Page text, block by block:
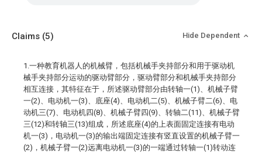
Claims (5) Hide Dependent
1.一种教育机器人的机械臂，包括机械手夹持部分和用于驱动机
械手夹持部分运动的驱动臂部分，驱动臂部分和机械手夹持部分
相互连接，其特征在于，所述驱动臂部分由转轴一(1)、机械子臂
一(2)、电动机一(3)、底座(4)、电动机二(5)、机械子臂二(6)、电
动机三(7)、电动机四(8)、机械子臂四(9)、转轴二(11)、机械子臂
三(12)和转轴三(13)组成，所述底座(4)的上表面固定连接有电动
机一(3)，电动机一(3)的输出端固定连接有竖直设置的机械子臂一
(2)，机械子臂一(2)远离电动机一(3)的一端通过转轴一(1)转动连